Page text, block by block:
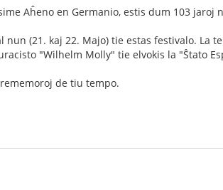
Aĥeno en Germanio, estis dum 103
(21. kaj 22. Majo) tie estas festivalo. La
"Wilhelm Molly" tie elvokis la "Ŝtato
de tiu tempo.